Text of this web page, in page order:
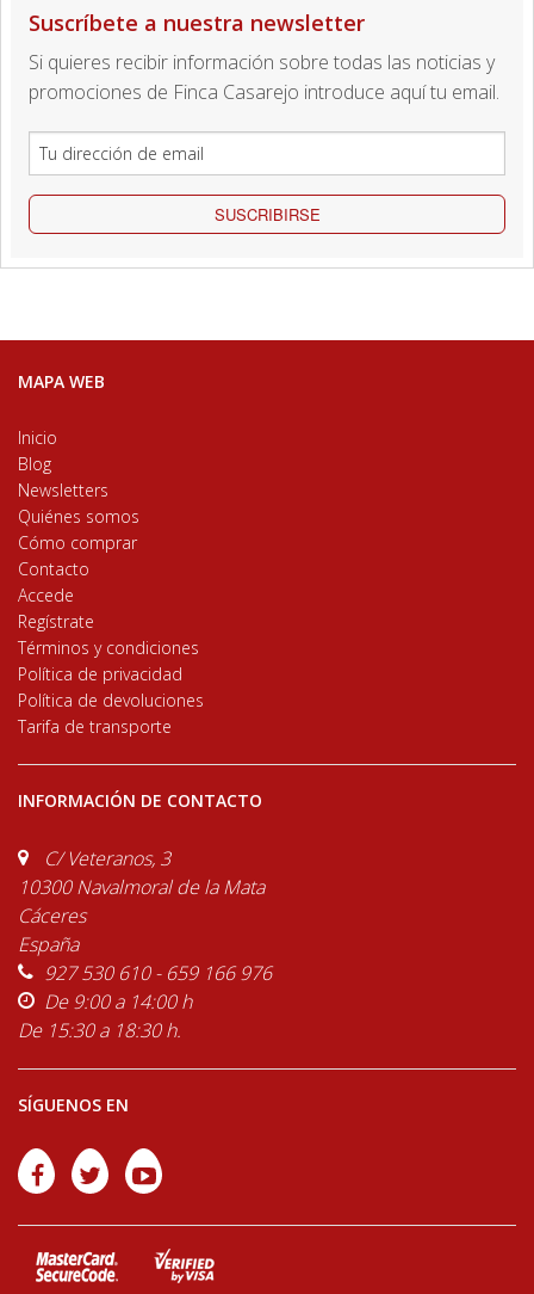
Suscríbete a nuestra newsletter
Si quieres recibir información sobre todas las noticias y
promociones de Finca Casarejo introduce aquí tu email.
SUSCRIBIRSE
MAPA WEB
Inicio
Blog
Newsletters
Quiénes somos
Cómo comprar
Contacto
Accede
Regístrate
Términos y condiciones
Política de privacidad
Política de devoluciones
Tarifa de transporte
INFORMACIÓN DE CONTACTO
C/ Veteranos, 3
10300 Navalmoral de la Mata
Cáceres
España
927 530 610 - 659 166 976
De 9:00 a 14:00 h
De 15:30 a 18:30 h.
SÍGUENOS EN